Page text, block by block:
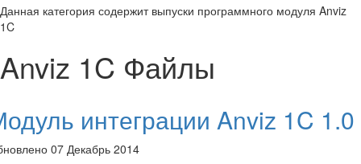
Данная категория содержит выпуски программного модуля Anviz
1C
Anviz 1C Файлы
интеграции Anviz 1C 1.0
07 Декабрь 2014